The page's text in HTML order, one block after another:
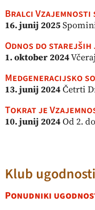
Bralci
16. junij 2025
Odnos do
1. oktober 2024
Medgeneracijsko
13. junij 2024Četrti
Tokrat je
10. junij 2024Od 2.
Klub ugodnosti
Ponudniki